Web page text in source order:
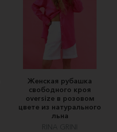
Женская рубашка
свободного кроя
oversize в розовом
цвете из натурального
льна
RINA GRINI